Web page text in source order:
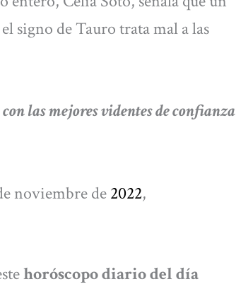
signo de Tauro trata mal a las
las mejores videntes de confianza
noviembre de2022,
horóscopo diario del día